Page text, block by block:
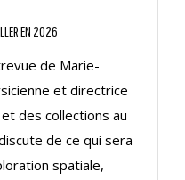
EN 2026
de Marie-
et directrice
des collections au
de ce qui sera
spatiale,